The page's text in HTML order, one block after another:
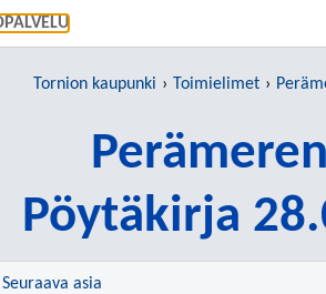
Tornion kaupunki Toimielimet
Pöytäkirja
Seuraava asia